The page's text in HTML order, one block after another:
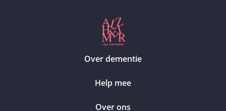
Over dementie
Help mee
Over ons